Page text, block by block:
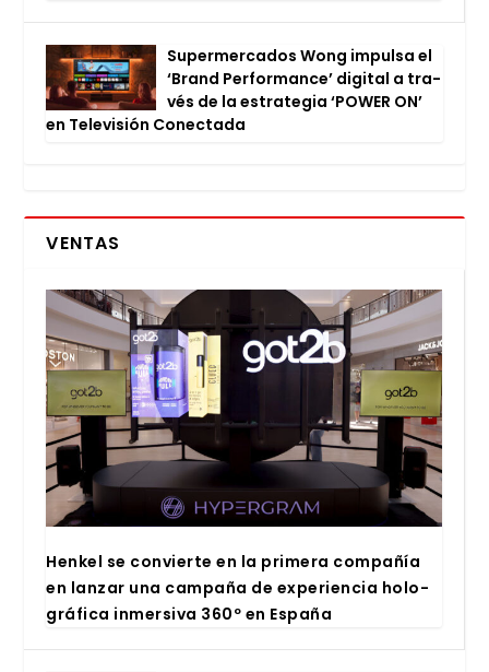
Super­mer­ca­dos Wong impul­sa el
‘Brand Per­for­man­ce’ digi­tal a tra­
vés de la estra­te­gia ‘POWER ON’
en Tele­vi­sión Conec­ta­da
VENTAS
Hen­kel se con­vier­te en la pri­me­ra com­pa­ñía
en lan­zar una cam­pa­ña de expe­rien­cia holo­
grá­fi­ca inmer­si­va 360º en Espa­ña